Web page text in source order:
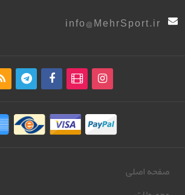
info@MehrSport.ir
صفحه اصلی